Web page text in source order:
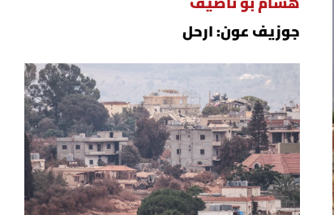
جوزيف عون: ارحل